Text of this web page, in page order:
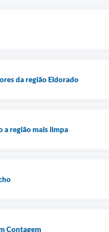
da região Eldorado
a região mais limpa
Contagem